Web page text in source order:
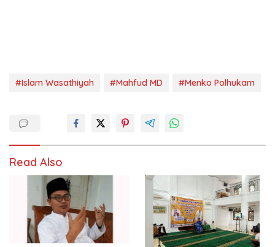
#Islam Wasathiyah #Mahfud MD #Menko Polhukam
Read Also